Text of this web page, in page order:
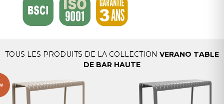
TOUS LES PRODUITS DE LA COLLECTION VERANO TABLE
DE BAR HAUTE